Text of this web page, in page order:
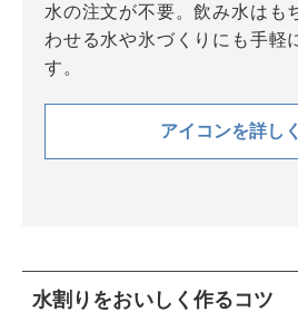
水の注文が不要。飲み水はも
わせる水や氷づくりにも手軽
す。
アイコンを詳し
水割りをおいしく作るコツ